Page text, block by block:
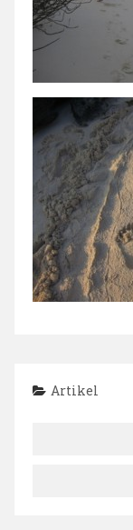
Artikel